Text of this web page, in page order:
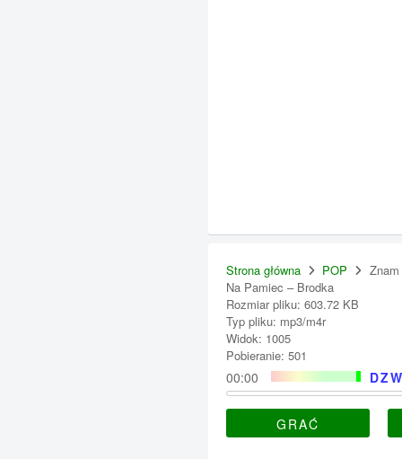
Strona główna POP
Na Pamiec – Brodka
Rozmiar pliku: 603.72 KB
Typ pliku: mp3/m4r
Widok: 1005
Pobieranie: 501
00:00
GRAĆ